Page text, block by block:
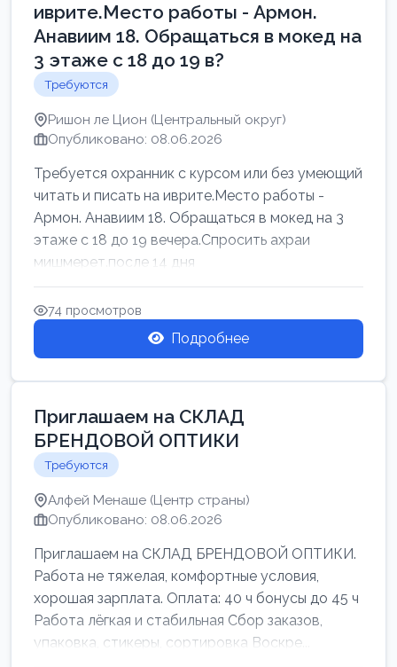
иврите.Место работы - Армон.
Анавиим 18. Обращаться в мокед на
3 этаже с 18 до 19 в?
Требуются
Ришон ле Цион (Центральный округ)
Опубликовано: 08.06.2026
Требуется охранник с курсом или без умеющий
читать и писать на иврите.Место работы -
Армон. Анавиим 18. Обращаться в мокед на 3
этаже с 18 до 19 вечера.Спросить ахраи
мишмерет.после 14 дня
74 просмотров
Подробнее
Приглашаем на СКЛАД
БРЕНДОВОЙ ОПТИКИ
Требуются
Алфей Менаше (Центр страны)
Опубликовано: 08.06.2026
Приглашаем на СКЛАД БРЕНДОВОЙ ОПТИКИ.
Работа не тяжелая, комфортные условия,
хорошая зарплата. Оплата: 40 ч бонусы до 45 ч
Работа лёгкая и стабильная Сбор заказов,
упаковка, стикеры, сортировка Воскре...